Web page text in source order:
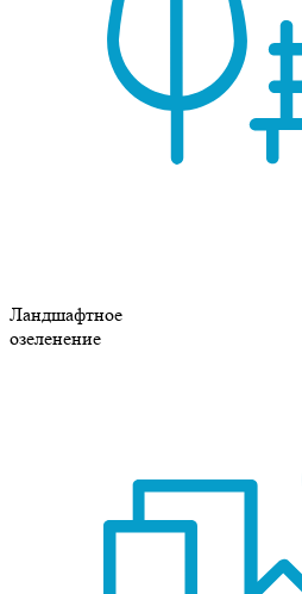
Ландшафтное
озеленение